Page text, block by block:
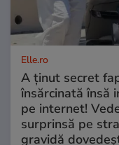
Elle.ro
A ținut secret
însărcinată însă
pe internet!
surprinsă pe
gravidă